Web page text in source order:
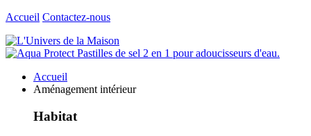
Accueil Contactez-nous
Accueil
Aménagement intérieur
Habitat